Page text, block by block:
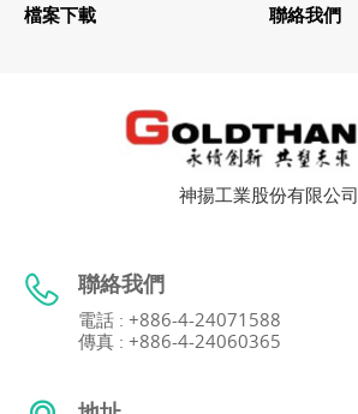
檔案下載
聯絡我們
神揚工業股份有限公司
聯絡我們
電話 : +886-4-24071588
傳真 : +886-4-24060365